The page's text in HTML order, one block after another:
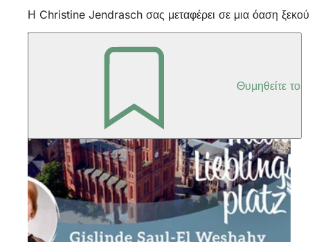
Η Christine Jendrasch σας μεταφέρει σε μια όαση
Θυμηθείτε το